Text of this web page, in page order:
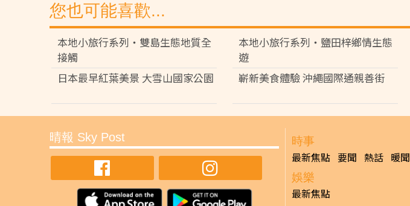
您也可能喜歡...
本地小旅行系列‧雙島生態地質全
接觸
本地小旅行系列‧鹽田梓鄉情生態
遊
日本最早紅葉美景 大雪山國家公園 嶄新美食體驗 沖繩國際通親善街
晴報 Sky Post 時事
最新焦點 要聞 熱話 暖聞
娛樂
最新焦點